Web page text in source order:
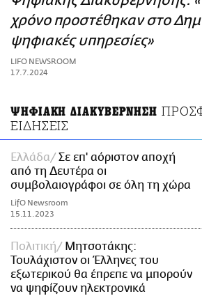
ΑΜΠΑ
PRINT
χρόνο προστέθηκαν στο
ψηφιακές υπηρεσίες»
LIFO NEWSROOM
17.7.2024
ΨΗΦΙΑΚΗ ΔΙΑΚΥΒΕΡΝΗΣΗ
ΕΙΔΗΣΕΙΣ
Ελλάδα
Σε επ' αόριστον αποχή
από τη Δευτέρα οι
συμβολαιογράφοι σε όλη τη χώρα
LifO Newsroom
15.11.2023
Πολιτική
Μητσοτάκης:
Τουλάχιστον οι Έλληνες του
εξωτερικού θα έπρεπε να μπορούν
να ψηφίζουν ηλεκτρονικά